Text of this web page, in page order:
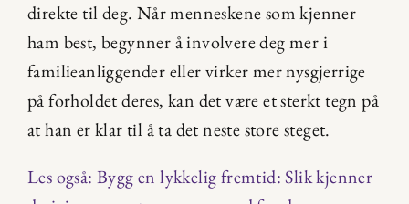
direkte til deg. Når menneskene som kjenner
ham best, begynner å involvere deg mer i
familieanliggender eller virker mer nysgjerrige
på forholdet deres, kan det være et sterkt tegn på
at han er klar til å ta det neste store steget.
Les også: Bygg en lykkelig fremtid: Slik kjenner